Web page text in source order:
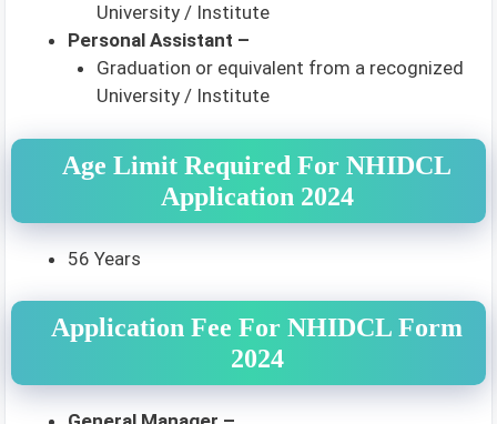
University / Institute
Personal Assistant –
Graduation or equivalent from a recognized
University / Institute
Age Limit Required For NHIDCL
Application 2024
56 Years
Application Fee For NHIDCL Form
2024